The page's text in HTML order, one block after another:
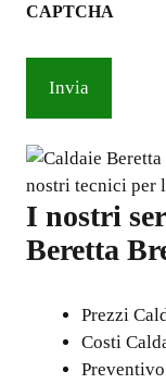
privacy
CAPTCHA
I nostri
Beretta
Prezzi
Costi